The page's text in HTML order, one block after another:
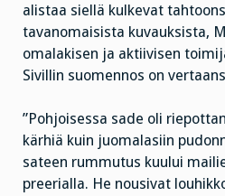
alistaa siellä kulkevat
tavanomaisista kuvauksista,
omalakisen ja aktiivisen
Sivillin suomennos on
”Pohjoisessa sade oli
kärhiä kuin juomalasiin
sateen rummutus kuului
preerialla. He nousivat